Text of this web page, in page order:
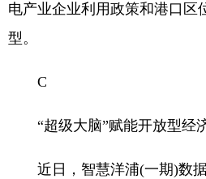
电产业企业利用政策和港口区
型。
C
“超级大脑”赋能开放型经
近日，智慧洋浦(一期)数据